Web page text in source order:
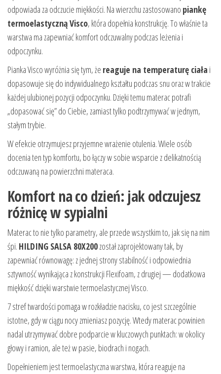
odpowiada za odczucie miękkości. Na wierzchu zastosowano piankę
termoelastyczną Visco, która dopełnia konstrukcję. To właśnie ta
warstwa ma zapewniać komfort odczuwalny podczas leżenia i
odpoczynku.
Pianka Visco wyróżnia się tym, że reaguje na temperaturę ciała i
dopasowuje się do indywidualnego kształtu podczas snu oraz w trakcie
każdej ulubionej pozycji odpoczynku. Dzięki temu materac potrafi
„dopasować się” do Ciebie, zamiast tylko podtrzymywać w jednym,
stałym trybie.
W efekcie otrzymujesz przyjemne wrażenie otulenia. Wiele osób
docenia ten typ komfortu, bo łączy w sobie wsparcie z delikatnością
odczuwaną na powierzchni materaca.
Komfort na co dzień: jak odczujesz
różnicę w sypialni
Materac to nie tylko parametry, ale przede wszystkim to, jak się na nim
śpi. HILDING SALSA 80X200został zaprojektowany tak, by
zapewniać równowagę: z jednej strony stabilność i odpowiednia
sztywność wynikająca z konstrukcji Flexifoam, z drugiej — dodatkowa
miękkość dzięki warstwie termoelastycznej Visco.
7 stref twardości pomaga w rozkładzie nacisku, co jest szczególnie
istotne, gdy w ciągu nocy zmieniasz pozycję. Wtedy materac powinien
nadal utrzymywać dobre podparcie w kluczowych punktach: w okolicy
głowy i ramion, ale też w pasie, biodrach i nogach.
Dopełnieniem jest termoelastyczna warstwa, która reaguje na